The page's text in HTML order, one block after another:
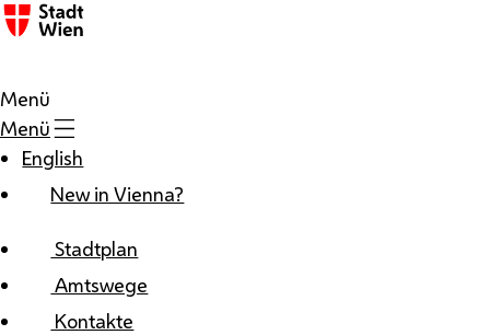
Zum Inhalt
Menü
Menü
English
New in Vienna?
Stadtplan
Amtswege
Kontakte